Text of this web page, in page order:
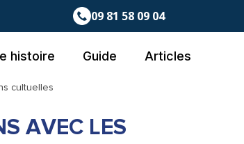
09 81 58 09 04
histoire Guide Articles
cultuelles
AVEC LES